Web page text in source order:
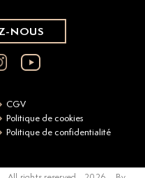
NOUS
CGV
Politique de cookies
Politique de confidentialité